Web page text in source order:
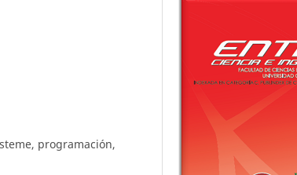
programación,